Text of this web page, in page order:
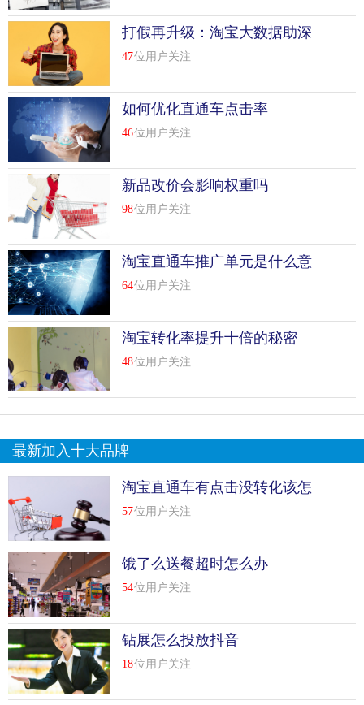
打假再升级：淘宝大数据助深
圳公安端“小熊”饼干造假窝点
47位用户关注
如何优化直通车点击率
46位用户关注
新品改价会影响权重吗
98位用户关注
淘宝直通车推广单元是什么意
思
64位用户关注
淘宝转化率提升十倍的秘密
48位用户关注
最新加入十大品牌
淘宝直通车有点击没转化该怎
么调整
57位用户关注
饿了么送餐超时怎么办
54位用户关注
钻展怎么投放抖音
18位用户关注